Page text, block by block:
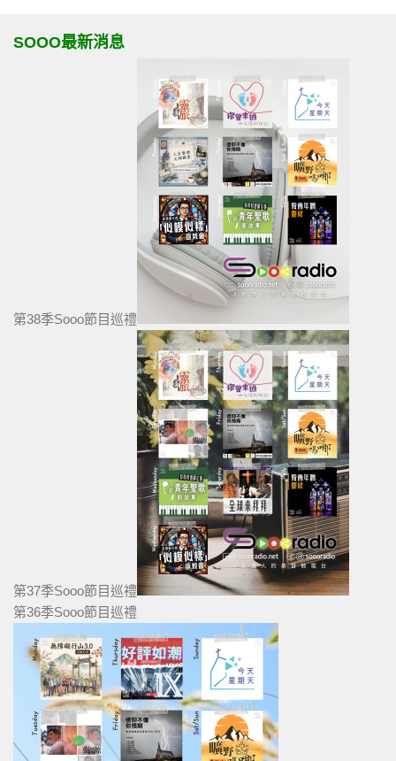
SOOO最新消息
第38季Sooo節目巡禮
第37季Sooo節目巡禮
第36季Sooo節目巡禮